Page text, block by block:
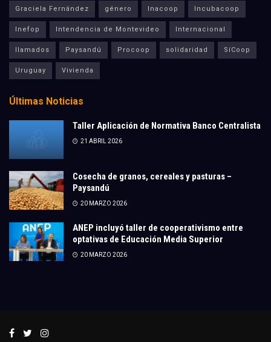
Graciela Fernández género Inacoop Incubacoop
Inefop Intendencia de Montevideo Internacional
llamados Paysandú Procoop solidaridad SíCoop
Uruguay Vivienda
Últimas Noticias
Taller Aplicación de Normativa Banco Centralista
21 ABRIL 2026
Cosecha de granos, cereales y pasturas –
Paysandú
20 MARZO 2026
ANEP incluyó taller de cooperativismo entre
optativas de Educación Media Superior
20 MARZO 2026